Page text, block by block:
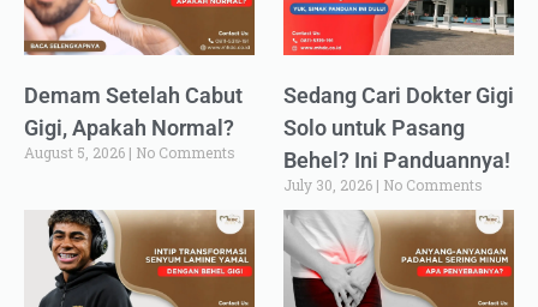
Demam Setelah Cabut
Gigi, Apakah Normal?
August 5, 2026 No Comments
Sedang Cari Dokter Gigi
Solo untuk Pasang
Behel? Ini Panduannya!
July 30, 2026 No Comments